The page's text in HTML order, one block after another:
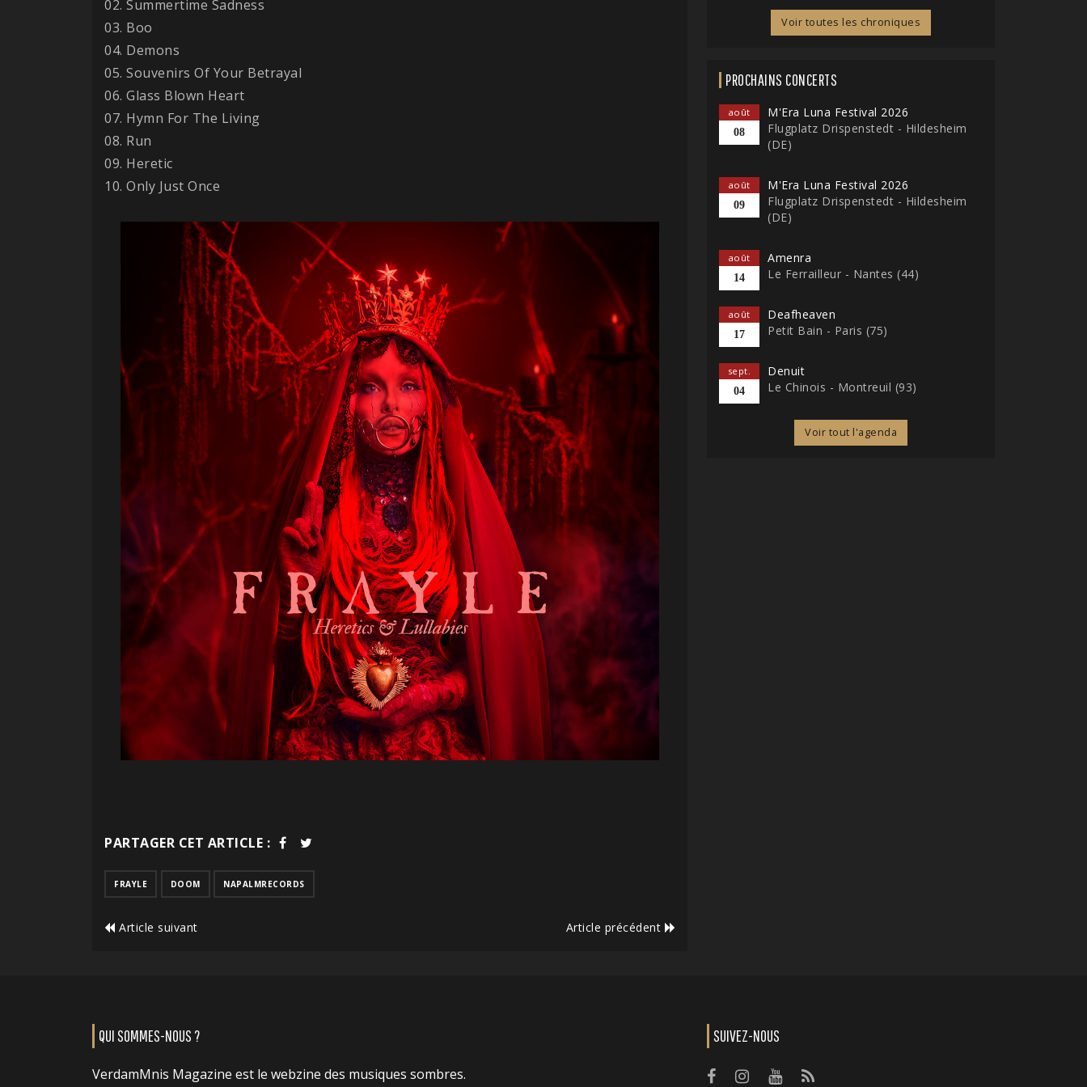
02. Summertime Sadness
03. Boo
04. Demons
05. Souvenirs Of Your Betrayal
06. Glass Blown Heart
07. Hymn For The Living
08. Run
09. Heretic
10. Only Just Once
PARTAGER CET ARTICLE :
FRAYLE DOOM NAPALMRECORDS
Article suivant Article précédent
Voir toutes les chroniques
PROCHAINS CONCERTS
août
08
M'Era Luna Festival 2026
Flugplatz Drispenstedt - Hildesheim
(DE)
août
09
M'Era Luna Festival 2026
Flugplatz Drispenstedt - Hildesheim
(DE)
août
14
Amenra
Le Ferrailleur - Nantes (44)
août
17
Deafheaven
Petit Bain - Paris (75)
sept.
04
Denuit
Le Chinois - Montreuil (93)
Voir tout l'agenda
QUI SOMMES-NOUS ?
VerdamMnis Magazine est le webzine des musiques sombres.
SUIVEZ-NOUS